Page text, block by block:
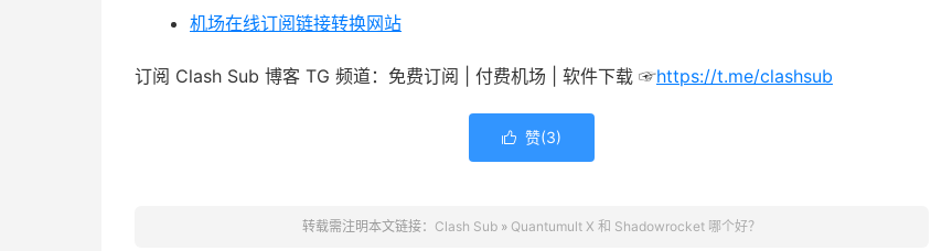
机场在线订阅链接转换网站
订阅 Clash Sub 博客 TG 频道：免费订阅 | 付费机场 | 软件下载 ☞https://t.me/clashsub
 赞(3)
转载需注明本文链接： Clash Sub » Quantumult X 和 Shadowrocket 哪个好？